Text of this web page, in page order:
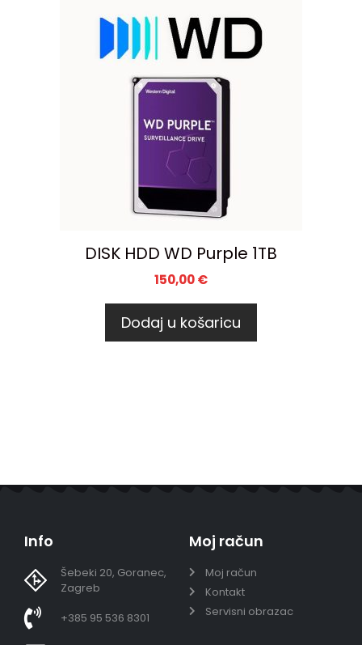
DISK HDD WD Purple 1TB
150,00€
Dodaj u košaricu
Info
Šebeki 20, Goranec,
Zagreb
+385 95 536 8301
Moj račun
Moj račun
Kontakt
Servisni obrazac